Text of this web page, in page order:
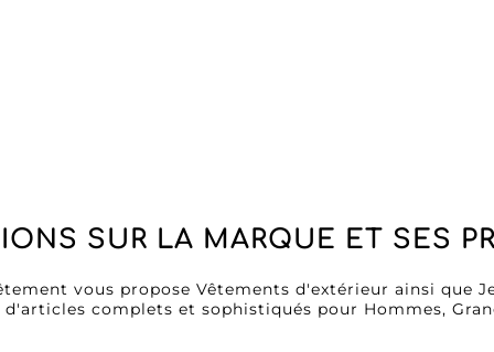
SUR LA MARQUE ET SES
vous propose Vêtements d'extérieur ainsi que
complets et sophistiqués pour Hommes,